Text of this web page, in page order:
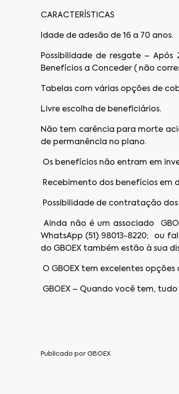
CARACTERÍSTICAS
Idade de adesão de 16 a 70 anos.
Possibilidade de resgate –
Benefícios a Conceder ( não
Tabelas com várias opções de
Livre escolha de beneficiários.
Não tem carência para morte
de permanência no plano.
Os benefícios não entram em
Recebimento dos benefícios em
Possibilidade de contratação dos
Ainda não é um associado
WhatsApp (51) 98013-8220; ou
do GBOEX também estão à sua
O GBOEX tem excelentes
GBOEX – Quando você tem,
Publicado por GBOEX